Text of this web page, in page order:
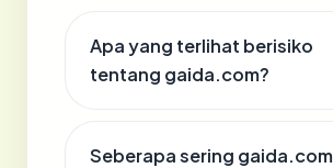
Apa yang terlihat berisiko
tentang gaida.com?
Seberapa sering gaida.com